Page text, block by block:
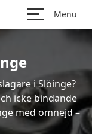
Menu
i Slöinge?
icke bindande
med omnejd –